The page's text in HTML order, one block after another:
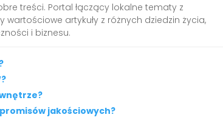
treści. Portal łączący lokalne tematy z
artykuły z różnych dziedzin życia,
i biznesu.
jakościowych?